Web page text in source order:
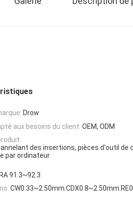
Drow
aux besoins du client: OEM, ODM
des insertions, pièces d'outil de
par ordinateur
91.3~92.3